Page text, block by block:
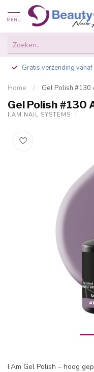
MENU
Gratis verzending
Home / Gel Polish #130
Gel Polish #130
I.AM NAIL SYSTEMS
I.Am Gel Polish – hoog